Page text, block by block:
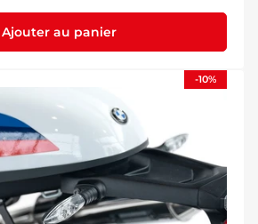
Ajouter au panier
-10%